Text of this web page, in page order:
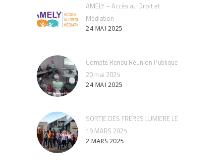
AMELY – Accès au Droit et
Médiation
24 MAI 2025
Compte Rendu Réunion Publique
20 mai 2025
24 MAI 2025
SORTIE DES FRERES LUMIERE LE
19 MARS 2025
2 MARS 2025